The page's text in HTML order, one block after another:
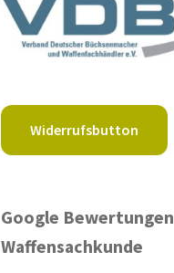
Widerrufsbutton
Google Bewertungen
Waffensachkunde